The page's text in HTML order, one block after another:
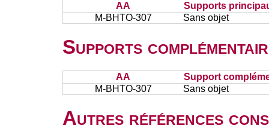
AA
Supports
M-BHTO-307
Sans objet
Supports
AA
Support
M-BHTO-307
Sans objet
Autres références